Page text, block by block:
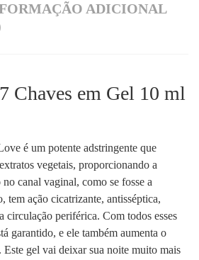
ADICIONAL
Chaves em Gel 10 ml
é um potente adstringente que
vegetais, proporcionando a
no canal vaginal, como se fosse a
tem ação cicatrizante, antisséptica,
circulação periférica. Com todos esses
garantido, e ele também aumenta o
Este gel vai deixar sua noite muito mais